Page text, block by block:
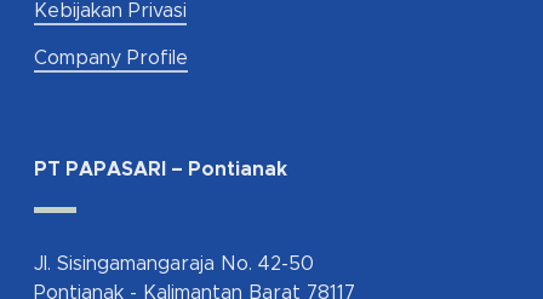
Kebijakan Privasi
Company Profile
PT PAPASARI – Pontianak
Jl. Sisingamangaraja No. 42-50
Pontianak - Kalimantan Barat 78117